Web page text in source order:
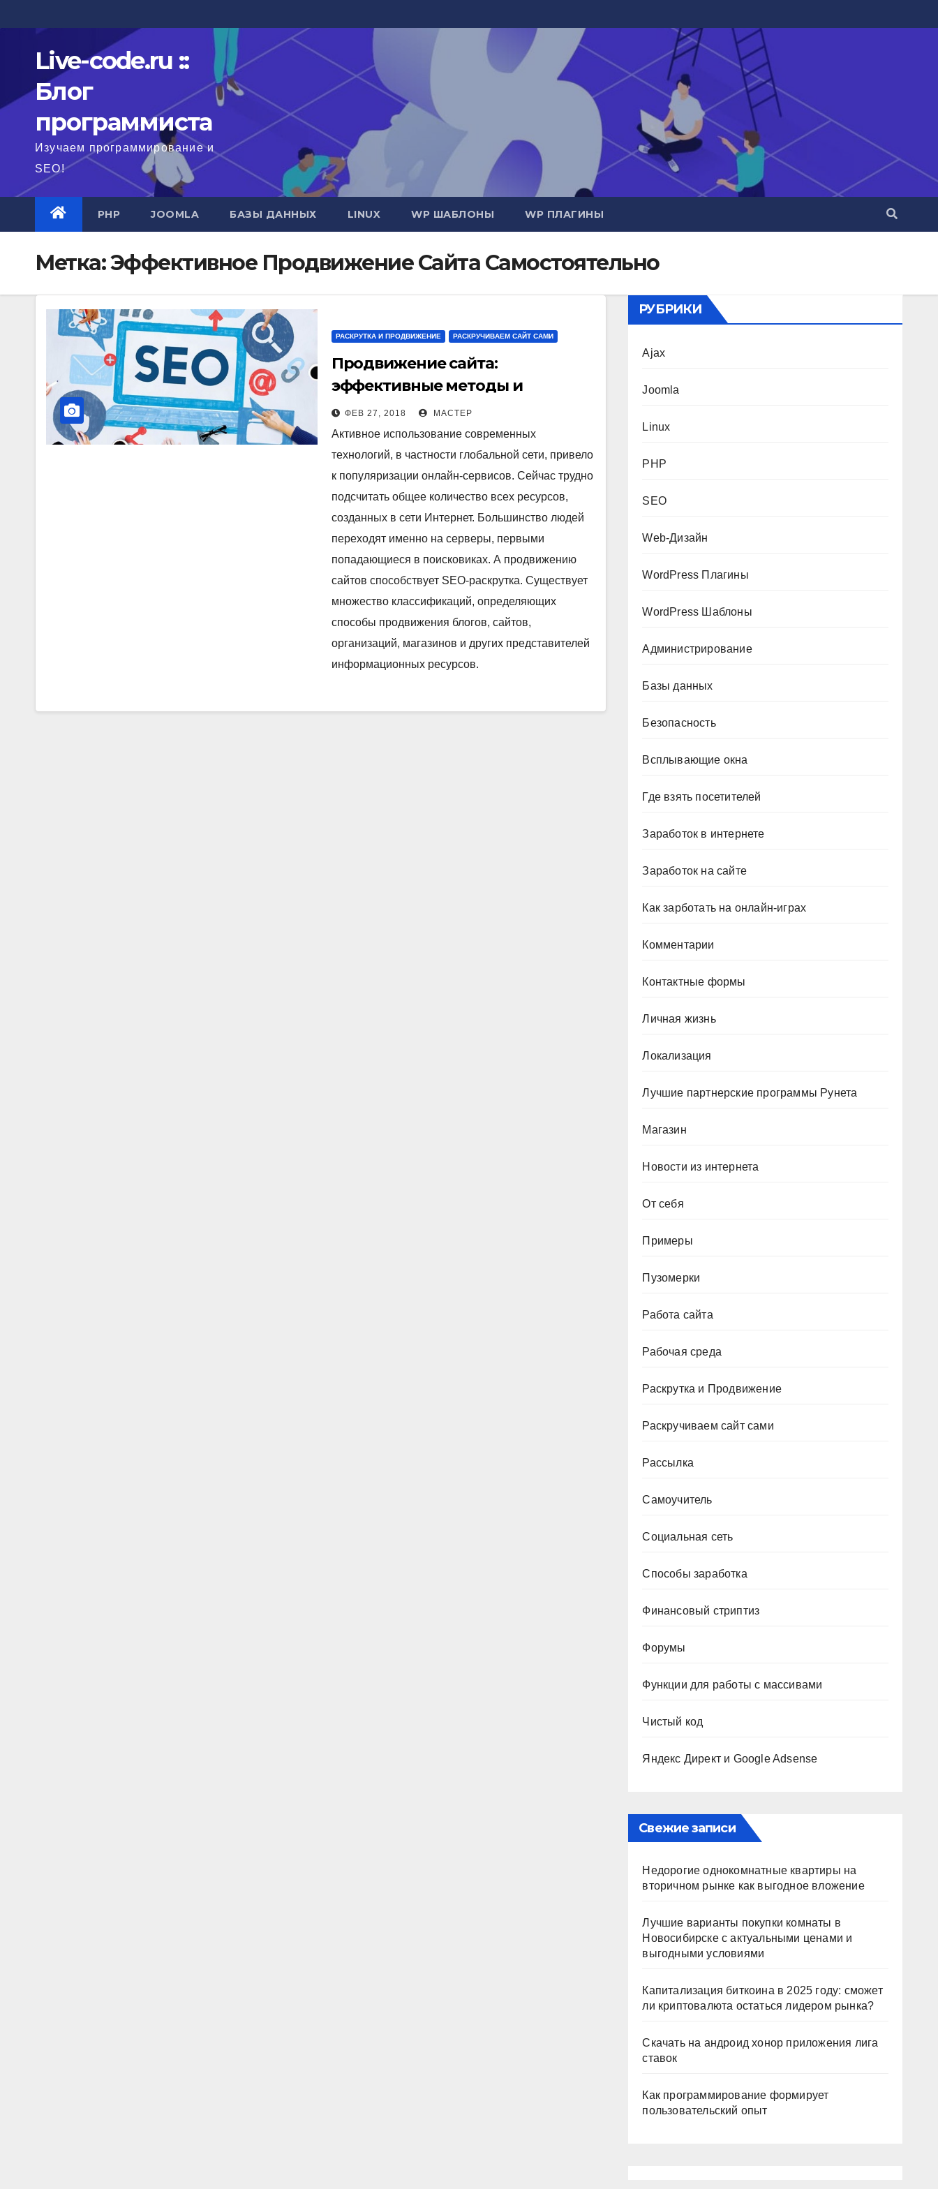
к
содержимомуLive-code.ru ::
Блог
программиста
Изучаем программирование и
SEO!
PHP JOOMLA БАЗЫ ДАННЫХ LINUX WP ШАБЛОНЫ WP ПЛАГИНЫ
Метка:Эффективное Продвижение Сайта Самостоятельно
РАСКРУТКА И ПРОДВИЖЕНИЕ РАСКРУЧИВАЕМ САЙТ САМИ
Продвижение сайта:
эффективные методы и
возможные ловушки
ФЕВ 27, 2018 МАСТЕР
Активное использование современных
технологий, в частности глобальной сети, привело
к популяризации онлайн-сервисов. Сейчас трудно
подсчитать общее количество всех ресурсов,
созданных в сети Интернет. Большинство людей
переходят именно на серверы, первыми
попадающиеся в поисковиках. А продвижению
сайтов способствует SEO-раскрутка. Существует
множество классификаций, определяющих
способы продвижения блогов, сайтов,
организаций, магазинов и других представителей
информационных ресурсов.
РУБРИКИ
Ajax
Joomla
Linux
PHP
SEO
Web-Дизайн
WordPress Плагины
WordPress Шаблоны
Администрирование
Базы данных
Безопасность
Всплывающие окна
Где взять посетителей
Заработок в интернете
Заработок на сайте
Как зарботать на онлайн-играх
Комментарии
Контактные формы
Личная жизнь
Локализация
Лучшие партнерские программы Рунета
Магазин
Новости из интернета
От себя
Примеры
Пузомерки
Работа сайта
Рабочая среда
Раскрутка и Продвижение
Раскручиваем сайт сами
Рассылка
Самоучитель
Социальная сеть
Способы заработка
Финансовый стриптиз
Форумы
Функции для работы с массивами
Чистый код
Яндекс Директ и Google Adsense
Свежие записи
Недорогие однокомнатные квартиры на
вторичном рынке как выгодное вложение
Лучшие варианты покупки комнаты в
Новосибирске с актуальными ценами и
выгодными условиями
Капитализация биткоина в 2025 году: сможет
ли криптовалюта остаться лидером рынка?
Скачать на андроид хонор приложения лига
ставок
Как программирование формирует
пользовательский опыт